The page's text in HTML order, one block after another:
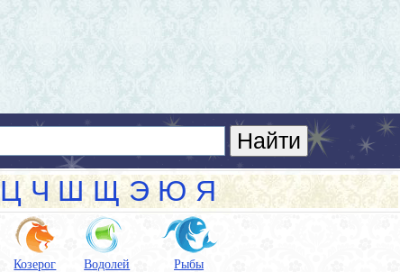
Ц Ч Ш Щ Э Ю Я
Козерог Водолей Рыбы